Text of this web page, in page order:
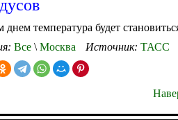
температура будет
Все \ Москва Источник: ТАСС